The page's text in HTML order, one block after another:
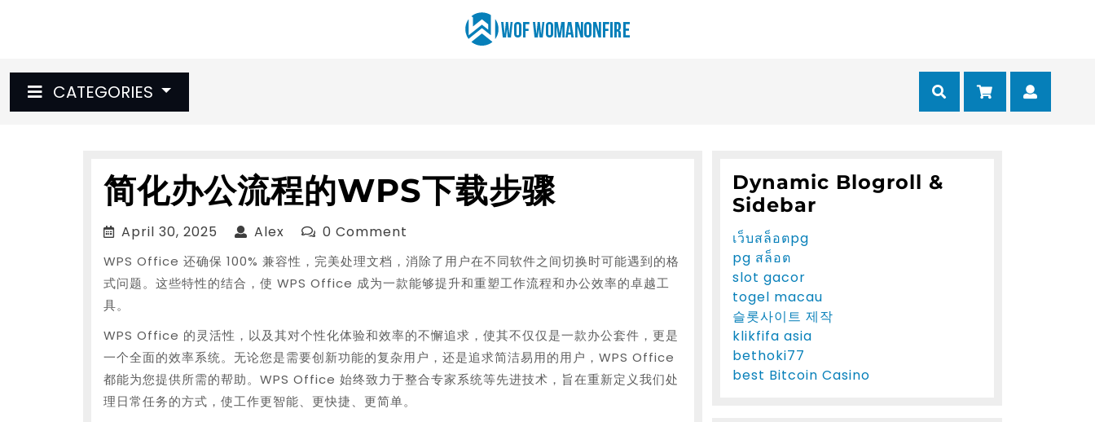
CATEGORIES Cart
简化办公流程的WPS下载步骤
April 30, 2025 April
2025
Alex Alex 0 Comment
WPS Office 还确保 100% 兼容性，完美处理文档，消除了用户在不同软件之间切换时可能遇到的格
式问题。这些特性的结合，使 WPS Office 成为一款能够提升和重塑工作流程和办公效率的卓越工
具。
WPS Office 的灵活性，以及其对个性化体验和效率的不懈追求，使其不仅仅是一款办公套件，更是
一个全面的效率系统。无论您是需要创新功能的复杂用户，还是追求简洁易用的用户，WPS Office
都能为您提供所需的帮助。WPS Office 始终致力于整合专家系统等先进技术，旨在重新定义我们处
理日常任务的方式，使工作更智能、更快捷、更简单。
Dynamic Blogroll &
Sidebar
เว็บสล็อตpg
pg สล็อต
slot gacor
togel macau
슬롯사이트 제작
klikfifa asia
bethoki77
best Bitcoin Casino